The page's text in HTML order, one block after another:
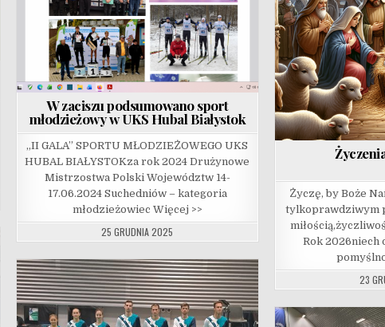
W zaciszu podsumowano sport
młodzieżowy w UKS Hubal Białystok
„II GALA” SPORTU MŁODZIEŻOWEGO UKS
HUBAL BIAŁYSTOKza rok 2024 Drużynowe
Mistrzostwa Polski Województw 14-
17.06.2024 Suchedniów – kategoria
młodzieżowiec Więcej >>
25 GRUDNIA 2025
Życzę, by Boże
tylkoprawdziwym
Rok 2026niech
23